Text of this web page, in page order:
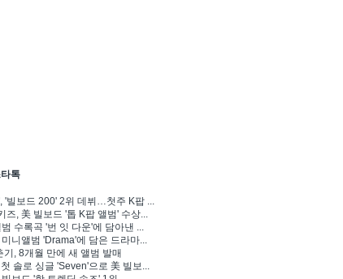
톡
'빌보드 200' 2위 데뷔…첫주 K팝 ...
즈, 美 빌보드 '톱 K팝 앨범' 수상...
수록곡 '번 잇 다운'에 담아낸 ...
니앨범 'Drama'에 담은 드라마...
기, 8개월 만에 새 앨범 발매
솔로 싱글 'Seven'으로 美 빌보...